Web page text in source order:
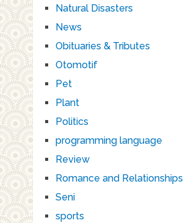
Natural Disasters
News
Obituaries & Tributes
Otomotif
Pet
Plant
Politics
programming language
Review
Romance and Relationships
Seni
sports